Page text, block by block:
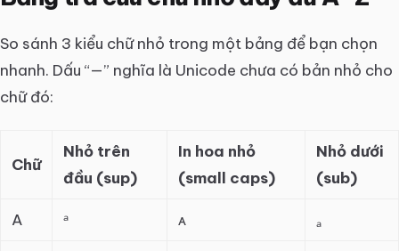
So sánh 3 kiểu chữ nhỏ trong một bảng để bạn chọn
nhanh. Dấu “—” nghĩa là Unicode chưa có bản nhỏ cho
chữ đó:
Chữ
Nhỏ trên
đầu (sup)
In hoa nhỏ
(small caps)
Nhỏ dưới
(sub)
A ᵃ ᴀ ₐ